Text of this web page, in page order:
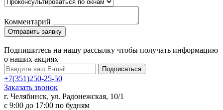
Комментарий
Подпишитесь на нашу рассылку чтобы получать информацию
о наших акциях
Подписаться
+7(351)250-25-50
Заказать звонок
г. Челябинск, ул. Радонежская, 10/1
c 9:00 до 17:00 по будням